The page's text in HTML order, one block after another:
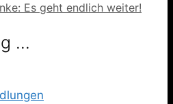
Es geht endlich weiter!
…